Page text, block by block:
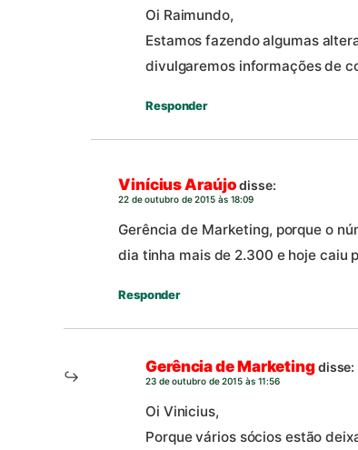
Oi Raimundo,
Estamos fazendo algumas
divulgaremos informações de
Responder
Vinícius Araújo disse:
22 de outubro de 2015 às 18:09
Gerência de Marketing, porque o
dia tinha mais de 2.300 e hoje caiu
Responder
Gerência de Marketingdisse:
23 de outubro de 2015 às 11:56
Oi Vinicius,
Porque vários sócios estão